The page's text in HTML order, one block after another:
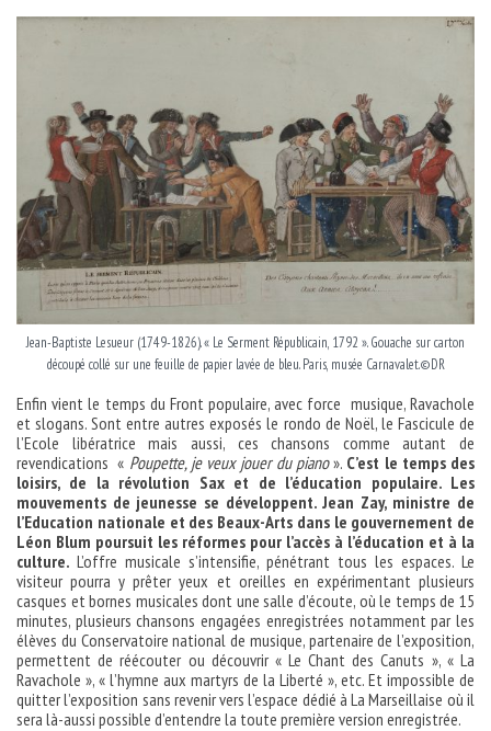
Jean-Baptiste Lesueur (1749-1826). « Le Serment Républicain, 1792 ». Gouache sur carton
découpé collé sur une feuille de papier lavée de bleu. Paris, musée Carnavalet.©DR
Enfin vient le temps du Front populaire, avec force musique, Ravachole
et slogans. Sont entre autres exposés le rondo de Noël, le Fascicule de
l’Ecole libératrice mais aussi, ces chansons comme autant de
revendications « Poupette, je veux jouer du piano». C’est le temps des
loisirs, de la révolution Sax et de l’éducation populaire. Les
mouvements de jeunesse se développent. Jean Zay, ministre de
l’Education nationale et des Beaux-Arts dans le gouvernement de
Léon Blum poursuit les réformes pour l’accès à l’éducation et à la
culture. L’offre musicale s’intensifie, pénétrant tous les espaces. Le
visiteur pourra y prêter yeux et oreilles en expérimentant plusieurs
casques et bornes musicales dont une salle d’écoute, où le temps de 15
minutes, plusieurs chansons engagées enregistrées notamment par les
élèves du Conservatoire national de musique, partenaire de l’exposition,
permettent de réécouter ou découvrir « Le Chant des Canuts », « La
Ravachole », « l’hymne aux martyrs de la Liberté », etc. Et impossible de
quitter l’exposition sans revenir vers l’espace dédié à La Marseillaise où il
sera là-aussi possible d’entendre la toute première version enregistrée.